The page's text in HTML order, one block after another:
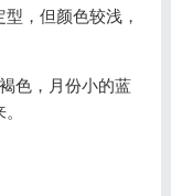
，但颜色较浅，
色，月份小的蓝